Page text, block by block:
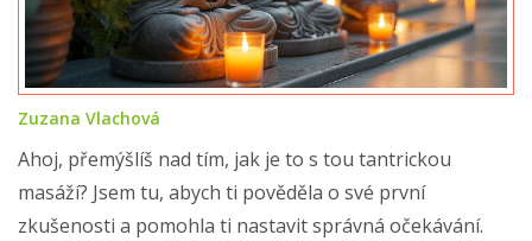
Zuzana Vlachová
Ahoj, přemýšlíš nad tím, jak je to s tou tantrickou
masáží? Jsem tu, abych ti pověděla o své první
zkušenosti a pomohla ti nastavit správná očekávání.